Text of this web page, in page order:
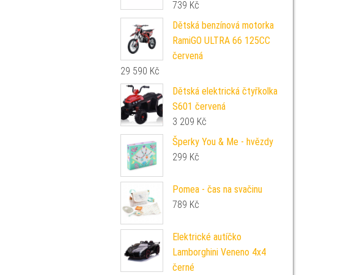
739 Kč
Dětská benzínová motorka
RamiGO ULTRA 66 125CC
červená
29 590 Kč
Dětská elektrická čtyřkolka
S601 červená
3 209 Kč
Šperky You & Me - hvězdy
299 Kč
Pomea - čas na svačinu
789 Kč
Elektrické autíčko
Lamborghini Veneno 4x4
černé